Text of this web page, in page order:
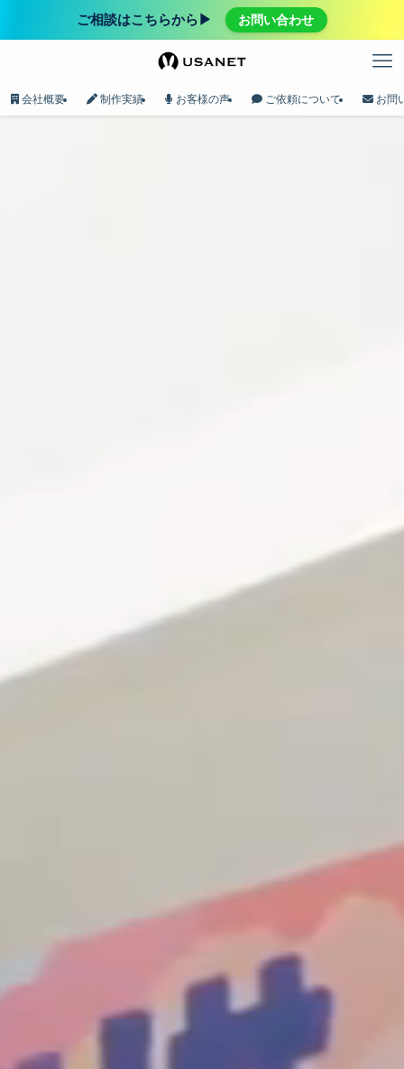
ご相談はこちらから▶︎ お問い合わせ
会社概要 制作実績 お客様の声 ご依頼について お問